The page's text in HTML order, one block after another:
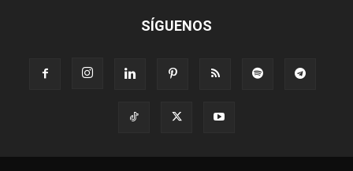
SÍGUENOS